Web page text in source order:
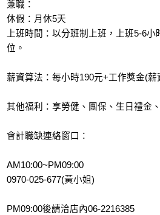
兼職：
休假：月休5天
上班時間：以分班制上班，上班5-6
位。
薪資算法：每小時190元+工作獎金(薪
其他福利：享勞健、團保、生日禮金
會計職缺連絡窗口：
AM10:00~PM09:00
0970-025-677(黃小姐)
PM09:00後請洽店內06-2216385